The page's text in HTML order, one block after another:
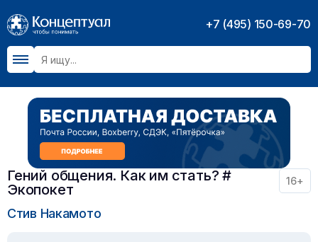
+7 (495) 150-69-70
Гений общения. Как им стать? #
Экопокет
16+
Стив Накамото